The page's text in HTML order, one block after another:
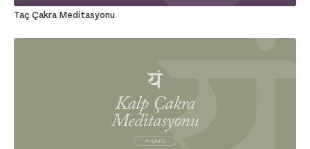
Taç Çakra Meditasyonu